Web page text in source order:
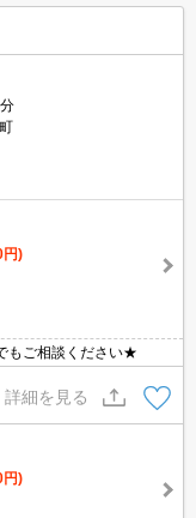
円)
もご相談ください★
詳細を見る
円)